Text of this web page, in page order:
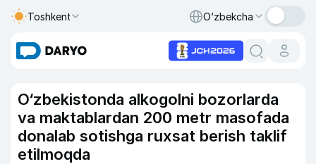
Toshkent O‘zbekcha
O‘zbekistonda alkogolni bozorlarda
va maktablardan 200 metr masofada
donalab sotishga ruxsat berish taklif
etilmoqda